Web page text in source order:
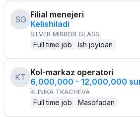
SG Filial menejeri
Kelishiladi
SILVER MIRROR GLASS
Full time job Ish joyidan
KT Kol-markaz operatori
6,000,000 - 12,000,000
KLINIKA TKACHEVA
Full time job Masofadan